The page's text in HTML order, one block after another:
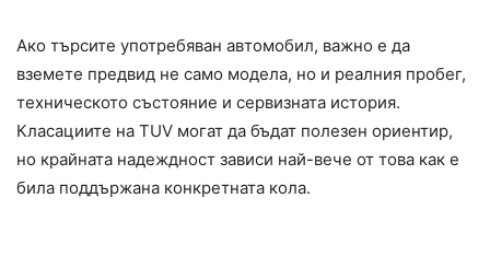
Ако търсите употребяван автомобил, важно е да
вземете предвид не само модела, но и реалния пробег,
техническото състояние и сервизната история.
Класациите на TUV могат да бъдат полезен ориентир,
но крайната надеждност зависи най-вече от това как е
била поддържана конкретната кола.